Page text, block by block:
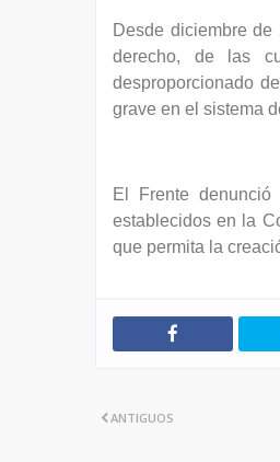
Desde diciembre
derecho, de las
desproporcionado
grave en el sistema
El Frente
establecidos en la
que permita la
ANTIGUOS